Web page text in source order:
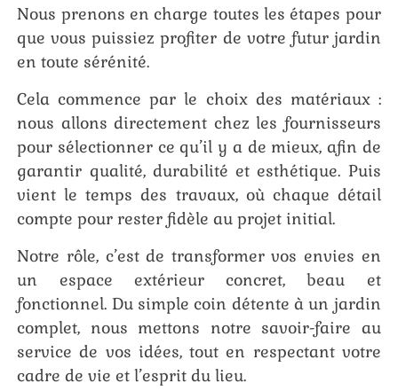
Nous prenons en charge toutes les étapes pour
que vous puissiez profiter de votre futur jardin
en toute sérénité.
Cela commence par le choix des matériaux :
nous allons directement chez les fournisseurs
pour sélectionner ce qu’il y a de mieux, afin de
garantir qualité, durabilité et esthétique. Puis
vient le temps des travaux, où chaque détail
compte pour rester fidèle au projet initial.
Notre rôle, c’est de transformer vos envies en
un espace extérieur concret, beau et
fonctionnel. Du simple coin détente à un jardin
complet, nous mettons notre savoir-faire au
service de vos idées, tout en respectant votre
cadre de vie et l’esprit du lieu.